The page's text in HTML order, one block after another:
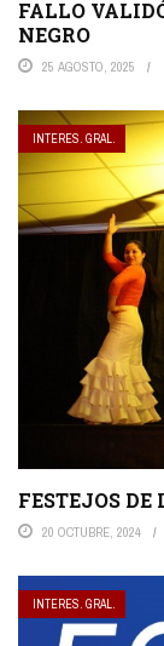
FALLO
NEGRO
25 AGOSTO, 2025
INTERES. GRAL.
FESTEJOS
20 OCTUBRE, 2024
INTERES. GRAL.